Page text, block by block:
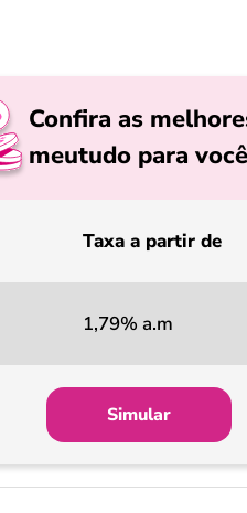
Confira as
meutudo para você
Taxa a partir de
1,79% a.m
Simular